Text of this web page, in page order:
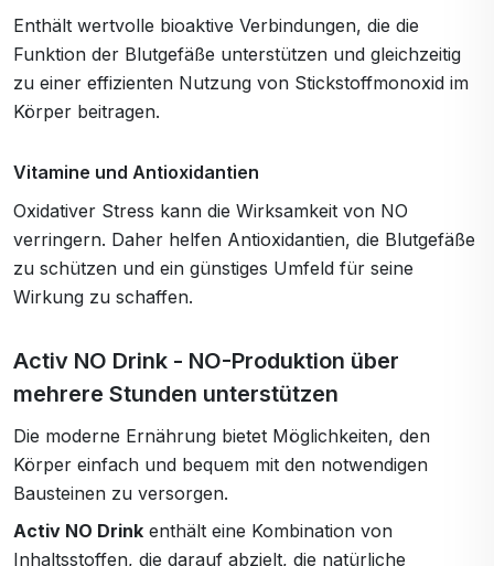
Enthält wertvolle bioaktive Verbindungen, die die
Funktion der Blutgefäße unterstützen und gleichzeitig
zu einer effizienten Nutzung von Stickstoffmonoxid im
Körper beitragen.
Vitamine und Antioxidantien
Oxidativer Stress kann die Wirksamkeit von NO
verringern. Daher helfen Antioxidantien, die Blutgefäße
zu schützen und ein günstiges Umfeld für seine
Wirkung zu schaffen.
Activ NO Drink - NO-Produktion über
mehrere Stunden unterstützen
Die moderne Ernährung bietet Möglichkeiten, den
Körper einfach und bequem mit den notwendigen
Bausteinen zu versorgen.
Activ NO Drink enthält eine Kombination von
Inhaltsstoffen, die darauf abzielt, die natürliche